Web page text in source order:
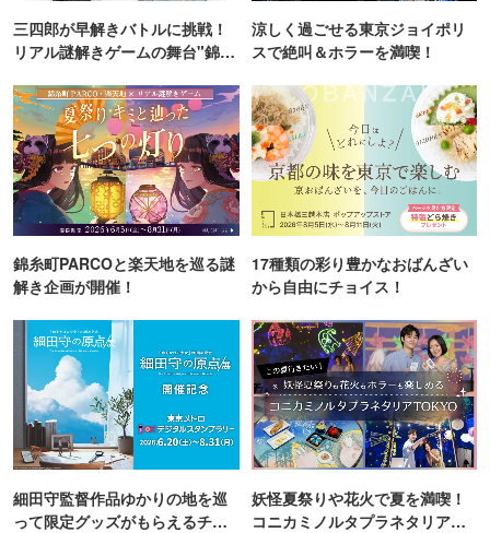
三四郎が早解きバトルに挑戦！
リアル謎解きゲームの舞台"錦糸
涼しく過ごせる東京ジョイポリ
スで絶叫＆ホラーを満喫！
錦糸町PARCOと楽天地を巡る謎
解き企画が開催！
17種類の彩り豊かなおばんざい
から自由にチョイス！
細田守監督作品ゆかりの地を巡
って限定グッズがもらえるチャ
妖怪夏祭りや花火で夏を満喫！
コニカミノルタプラネタリア